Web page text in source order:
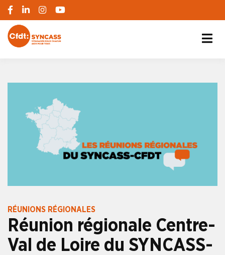
RÉUNIONS RÉGIONALES
Réunion régionale Centre-
Val de Loire du SYNCASS-